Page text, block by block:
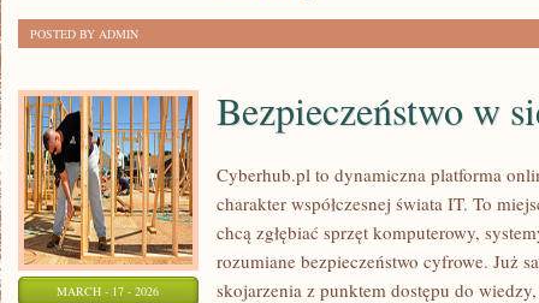
POSTED BY ADMIN
MARCH - 17 - 2026
Bezpieczeństwo w
Cyberhub.pl to dynamiczna platforma
charakter współczesnej świata IT. To
chcą zgłębiać sprzęt komputerowy,
rozumiane bezpieczeństwo cyfrowe. Już
skojarzenia z punktem dostępu do